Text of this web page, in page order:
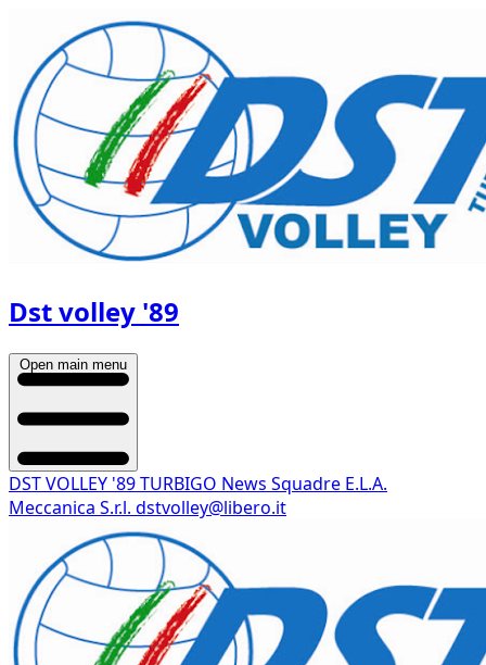
Dst volley '89
Open main menu
DST VOLLEY '89 TURBIGO News Squadre E.L.A.
Meccanica S.r.l. dstvolley@libero.it